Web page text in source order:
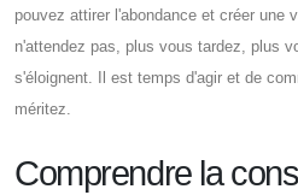
pouvez attirer l'abondance et créer une
n'attendez pas, plus vous tardez, plus
s'éloignent. Il est temps d'agir et de
méritez.
Comprendre la